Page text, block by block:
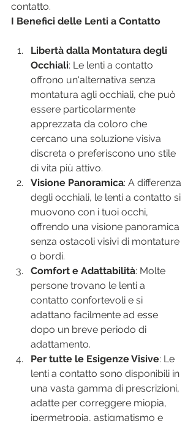
contatto.
I Benefici delle Lenti a Contatto
Libertà dalla Montatura degli
Occhiali: Le lenti a contatto
offrono un'alternativa senza
montatura agli occhiali, che può
essere particolarmente
apprezzata da coloro che
cercano una soluzione visiva
discreta o preferiscono uno stile
di vita più attivo.
Visione Panoramica: A differenza
degli occhiali, le lenti a contatto si
muovono con i tuoi occhi,
offrendo una visione panoramica
senza ostacoli visivi di montature
o bordi.
Comfort e Adattabilità: Molte
persone trovano le lenti a
contatto confortevoli e si
adattano facilmente ad esse
dopo un breve periodo di
adattamento.
Per tutte le Esigenze Visive: Le
lenti a contatto sono disponibili in
una vasta gamma di prescrizioni,
adatte per correggere miopia,
ipermetropia, astigmatismo e